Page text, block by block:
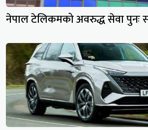
नेपाल टेलिकमको अवरुद्ध सेवा पुनः